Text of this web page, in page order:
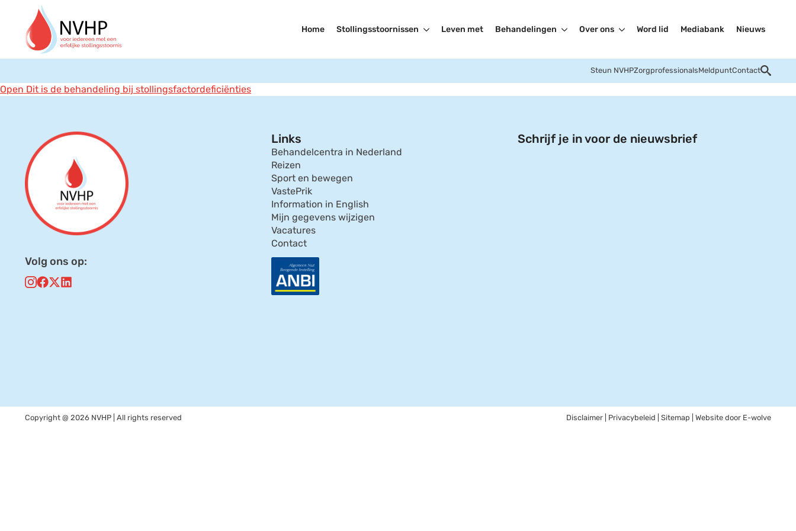
Home Stollingsstoornissen Leven met Behandelingen Over ons Word lid Mediabank Nieuws
Steun NVHPZorgprofessionalsMeldpuntContact
Open Dit is de behandeling bij stollingsfactordeficiënties
Volg ons op:
Links
Behandelcentra in Nederland
Reizen
Sport en bewegen
VastePrik
Information in English
Mijn gegevens wijzigen
Vacatures
Contact
Schrijf je in voor de nieuwsbrief
Copyright @ 2026 NVHP | All rights reserved Disclaimer Privacybeleid Sitemap | Website door E-wolve